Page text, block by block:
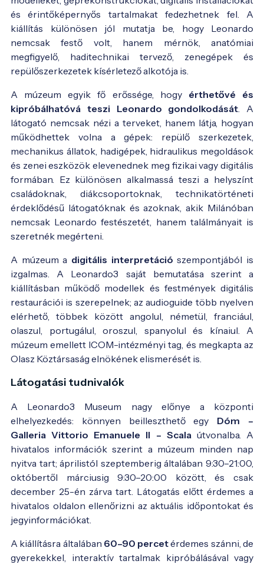
és érintőképernyős tartalmakat fedezhetnek fel. A
kiállítás különösen jól mutatja be, hogy Leonardo
nemcsak festő volt, hanem mérnök, anatómiai
megfigyelő, haditechnikai tervező, zenegépek és
repülőszerkezetek kísérletező alkotója is.
A múzeum egyik fő erőssége, hogy érthetővé és
kipróbálhatóvá teszi Leonardo gondolkodását . A
látogató nemcsak nézi a terveket, hanem látja, hogyan
működhettek volna a gépek: repülő szerkezetek,
mechanikus állatok, hadigépek, hidraulikus megoldások
és zenei eszközök elevenednek meg fizikai vagy digitális
formában. Ez különösen alkalmassá teszi a helyszínt
családoknak, diákcsoportoknak, technikatörténeti
érdeklődésű látogatóknak és azoknak, akik Milánóban
nemcsak Leonardo festészetét, hanem találmányait is
szeretnék megérteni.
A múzeum a digitális interpretáció szempontjából is
izgalmas. A Leonardo3 saját bemutatása szerint a
kiállításban működő modellek és festmények digitális
restaurációi is szerepelnek; az audioguide több nyelven
elérhető, többek között angolul, németül, franciául,
olaszul, portugálul, oroszul, spanyolul és kínaiul. A
múzeum emellett ICOM-intézményi tag, és megkapta az
Olasz Köztársaság elnökének elismerését is.
Látogatási tudnivalók
A Leonardo3 Museum nagy előnye a központi
elhelyezkedés: könnyen beilleszthető egy Dóm –
Galleria Vittorio Emanuele II – Scalaútvonalba. A
hivatalos információk szerint a múzeum minden nap
nyitva tart; áprilistól szeptemberig általában 9:30–21:00,
októbertől márciusig 9:30–20:00 között, és csak
december 25-én zárva tart. Látogatás előtt érdemes a
hivatalos oldalon ellenőrizni az aktuális időpontokat és
jegyinformációkat.
A kiállításra általában 60–90 percetérdemes szánni, de
gyerekekkel, interaktív tartalmak kipróbálásával vagy